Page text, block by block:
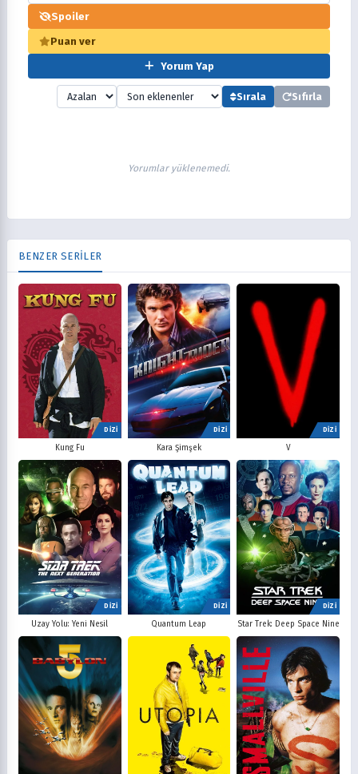
Spoiler
Puan ver
Yorum Yap
Sırala Sıfırla
Yorumlar yüklenemedi.
BENZER SERİLER
DİZİ
Kung Fu
DİZİ
Kara Şimşek
DİZİ
V
DİZİ
Uzay Yolu: Yeni Nesil
DİZİ
Quantum Leap
DİZİ
Star Trek: Deep Space Nine